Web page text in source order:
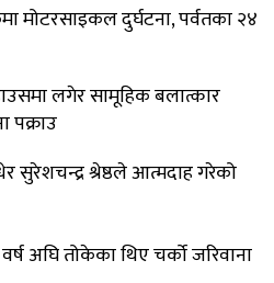
मोटरसाइकल दुर्घटना, पर्वतका २४
लगेर सामूहिक बलात्कार
पक्राउ
सुरेशचन्द्र श्रेष्ठले आत्मदाह गरेको
अघि तोकेका थिए चर्को जरिवाना